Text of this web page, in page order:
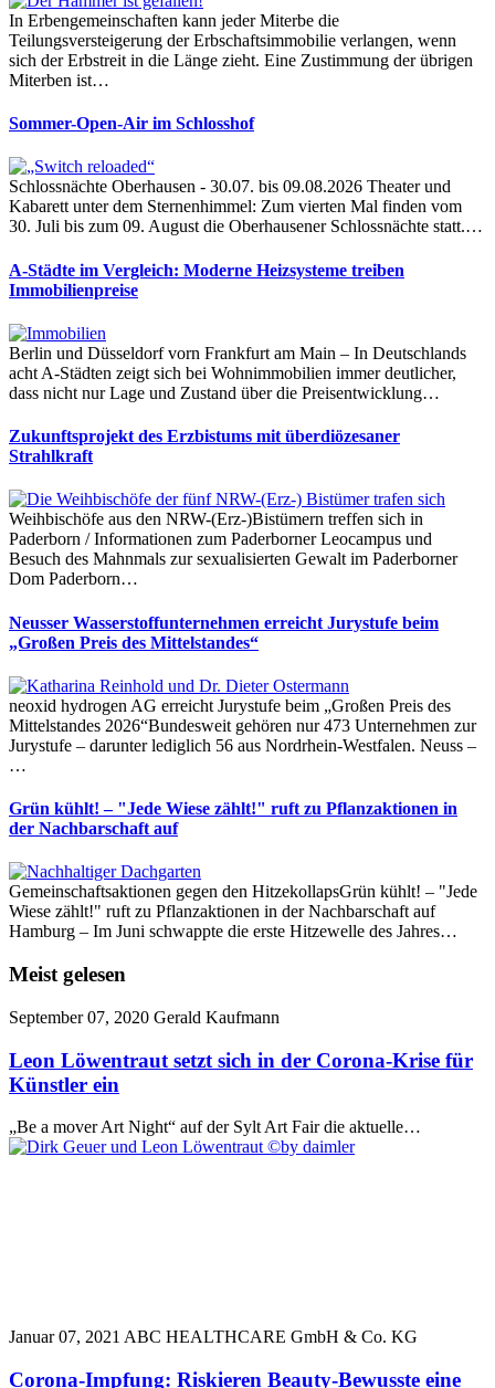
In Erbengemeinschaften kann jeder Miterbe die
Teilungsversteigerung der Erbschaftsimmobilie verlangen, wenn
sich der Erbstreit in die Länge zieht. Eine Zustimmung der übrigen
Miterben ist…
Sommer-Open-Air im Schlosshof
Schlossnächte Oberhausen - 30.07. bis 09.08.2026 Theater und
Kabarett unter dem Sternenhimmel: Zum vierten Mal finden vom
30. Juli bis zum 09. August die Oberhausener Schlossnächte statt.…
A-Städte im Vergleich: Moderne Heizsysteme treiben
Immobilienpreise
Berlin und Düsseldorf vorn Frankfurt am Main – In Deutschlands
acht A-Städten zeigt sich bei Wohnimmobilien immer deutlicher,
dass nicht nur Lage und Zustand über die Preisentwicklung…
Zukunftsprojekt des Erzbistums mit überdiözesaner
Strahlkraft
Weihbischöfe aus den NRW-(Erz-)Bistümern treffen sich in
Paderborn / Informationen zum Paderborner Leocampus und
Besuch des Mahnmals zur sexualisierten Gewalt im Paderborner
Dom Paderborn…
Neusser Wasserstoffunternehmen erreicht Jurystufe beim
„Großen Preis des Mittelstandes“
neoxid hydrogen AG erreicht Jurystufe beim „Großen Preis des
Mittelstandes 2026“Bundesweit gehören nur 473 Unternehmen zur
Jurystufe – darunter lediglich 56 aus Nordrhein-Westfalen. Neuss –
…
Grün kühlt! – "Jede Wiese zählt!" ruft zu Pflanzaktionen in
der Nachbarschaft auf
Gemeinschaftsaktionen gegen den HitzekollapsGrün kühlt! – "Jede
Wiese zählt!" ruft zu Pflanzaktionen in der Nachbarschaft auf
Hamburg – Im Juni schwappte die erste Hitzewelle des Jahres…
Meist gelesen
September 07, 2020 Gerald Kaufmann
Leon Löwentraut setzt sich in der Corona-Krise für
Künstler ein
„Be a mover Art Night“ auf der Sylt Art Fair die aktuelle…
Januar 07, 2021 ABC HEALTHCARE GmbH & Co. KG
Corona-Impfung: Riskieren Beauty-Bewusste eine